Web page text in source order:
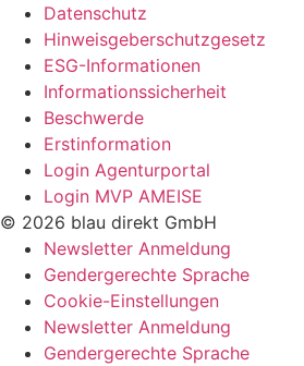
Datenschutz
Hinweisgeberschutzgesetz
ESG-Informationen
Informationssicherheit
Beschwerde
Erstinformation
Login Agenturportal
Login MVP AMEISE
© 2026 blau direkt GmbH
Newsletter Anmeldung
Gendergerechte Sprache
Cookie-Einstellungen
Newsletter Anmeldung
Gendergerechte Sprache